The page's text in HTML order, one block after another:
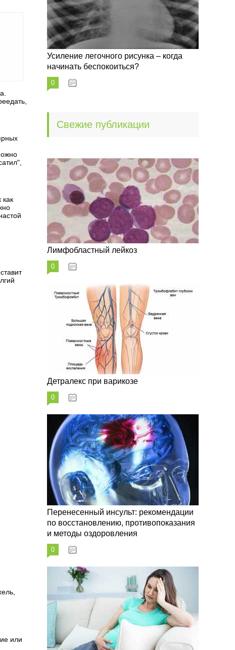
как
или
Усиление легочного рисунка – когда
начинать беспокоиться?
0
Свежие публикации
Лимфобластный лейкоз
0
Детралекс при варикозе
0
Перенесенный инсульт: рекомендации
по восстановлению, противопоказания
и методы оздоровления
0